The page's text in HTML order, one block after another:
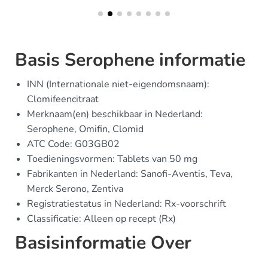
Basis Serophene informatie
INN (Internationale niet-eigendomsnaam):
Clomifeencitraat
Merknaam(en) beschikbaar in Nederland:
Serophene, Omifin, Clomid
ATC Code: G03GB02
Toedieningsvormen: Tablets van 50 mg
Fabrikanten in Nederland: Sanofi-Aventis, Teva,
Merck Serono, Zentiva
Registratiestatus in Nederland: Rx-voorschrift
Classificatie: Alleen op recept (Rx)
Basisinformatie Over